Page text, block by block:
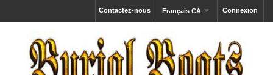
Connexion
Français CA
Contactez-nous